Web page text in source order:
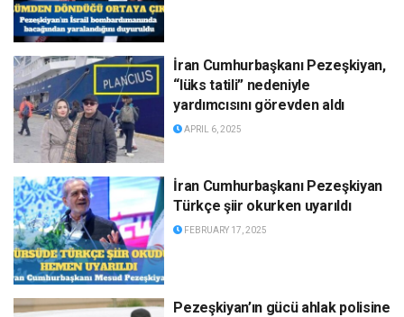
İran Cumhurbaşkanı Pezeşkiyan,
“lüks tatili” nedeniyle
yardımcısını görevden aldı
APRIL 6, 2025
İran Cumhurbaşkanı Pezeşkiyan
Türkçe şiir okurken uyarıldı
FEBRUARY 17, 2025
Pezeşkiyan’ın gücü ahlak polisine